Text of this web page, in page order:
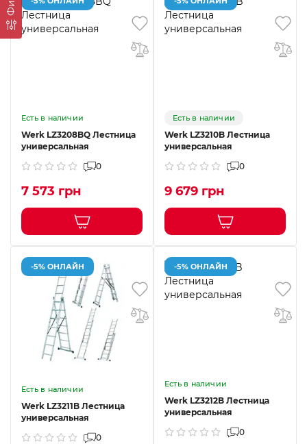
Есть в наличии
Werk LZ3208BQ Лестница
универсальная
0
7 573 грн
Есть в наличии
Werk LZ3210B Лестница
универсальная
0
9 679 грн
-5% ОНЛАЙН
Есть в наличии
Werk LZ3211B Лестница
универсальная
0
-5% ОНЛАЙН
Есть в наличии
Werk LZ3212B Лестница
универсальная
0